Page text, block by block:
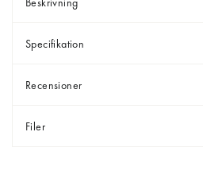
Specifikation
Recensioner
Filer